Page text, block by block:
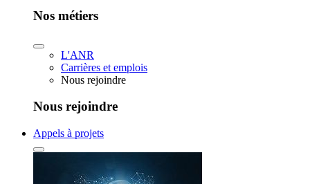
Nos métiers
L'ANR
Carrières et emplois
Nous rejoindre
Nous rejoindre
Appels à projets